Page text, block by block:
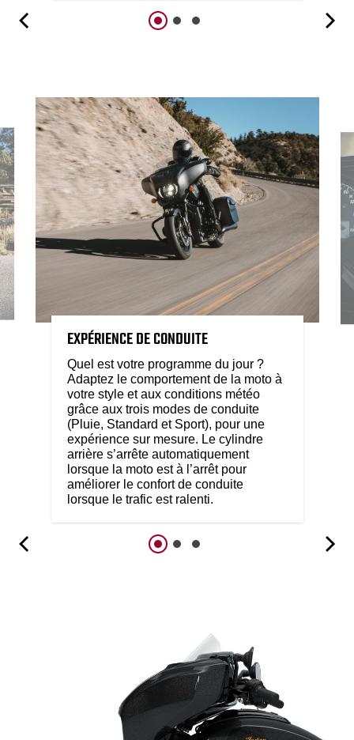
EXPÉRIENCE DE CONDUITE
Quel est votre programme du jour ?
Adaptez le comportement de la moto à
votre style et aux conditions météo
grâce aux trois modes de conduite
(Pluie, Standard et Sport), pour une
expérience sur mesure. Le cylindre
arrière s’arrête automatiquement
lorsque la moto est à l’arrêt pour
améliorer le confort de conduite
lorsque le trafic est ralenti.